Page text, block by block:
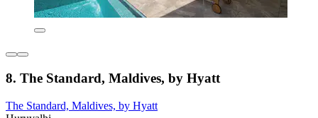
8. The Standard, Maldives, by Hyatt
The Standard, Maldives, by Hyatt